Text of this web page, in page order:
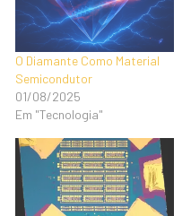
O Diamante Como Material
Semicondutor
01/08/2025
Em "Tecnologia"